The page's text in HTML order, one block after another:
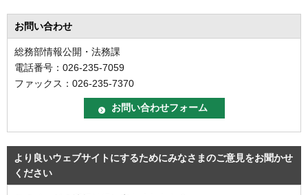
お問い合わせ
総務部情報公開・法務課
電話番号：026-235-7059
ファックス：026-235-7370
より良いウェブサイトにするためにみなさまのご意見をお聞かせ
ください